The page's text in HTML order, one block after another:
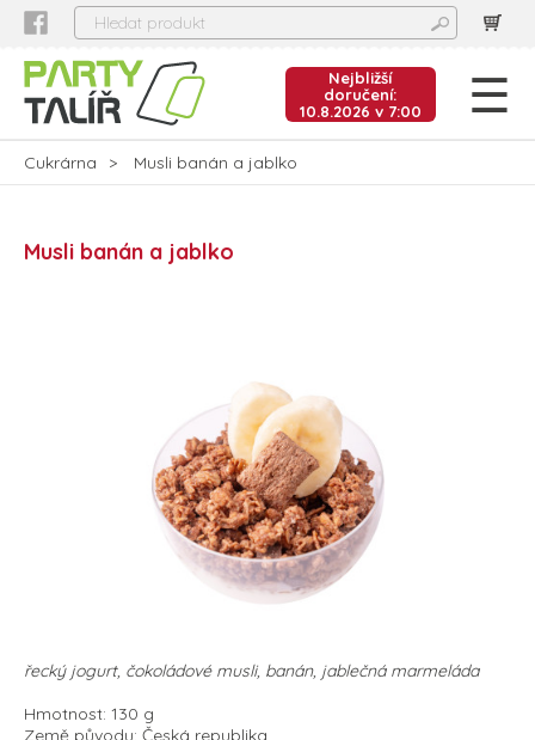
Nejbližší
doručení:
10.8.2026 v 7:00
Cukrárna Musli banán a jablko
Musli banán a jablko
řecký jogurt, čokoládové musli, banán, jablečná marmeláda
Hmotnost: 130 g
Země původu: Česká republika